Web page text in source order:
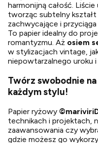
harmonijną całość.
tworząc subtelny
zachwycające i
To papier idealny do
romantyzmu. Aż osiem
w stylizacjach vintage,
niepowtarzalnego uroku i
Twórz swobodnie
każdym stylu!
Papier ryżowy ©
technikach i projektach,
zaawansowania czy
gdzie możesz go